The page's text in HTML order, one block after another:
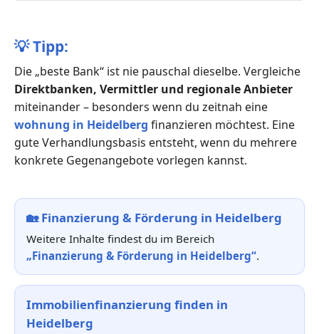
💡Tipp:
Die „beste Bank“ ist nie pauschal dieselbe. Vergleiche
Direktbanken, Vermittler und regionale Anbieter
miteinander – besonders wenn du zeitnah eine
wohnung in Heidelberg finanzieren möchtest. Eine
gute Verhandlungsbasis entsteht, wenn du mehrere
konkrete Gegenangebote vorlegen kannst.
🏡Finanzierung & Förderung in Heidelberg
Weitere Inhalte findest du im Bereich
„Finanzierung & Förderung in Heidelberg“.
Immobilienfinanzierung finden in
Heidelberg